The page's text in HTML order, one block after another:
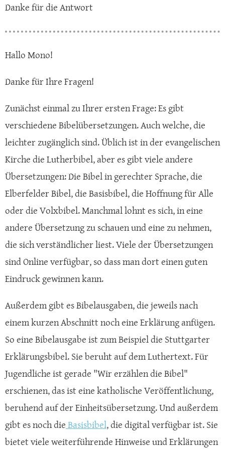
Danke für die Antwort
Hallo Mono!
Danke für Ihre Fragen!
Zunächst einmal zu Ihrer ersten Frage: Es gibt
verschiedene Bibelübersetzungen. Auch welche, die
leichter zugänglich sind. Üblich ist in der evangelischen
Kirche die Lutherbibel, aber es gibt viele andere
Übersetzungen: Die Bibel in gerechter Sprache, die
Elberfelder Bibel, die Basisbibel, die Hoffnung für Alle
oder die Volxbibel. Manchmal lohnt es sich, in eine
andere Übersetzung zu schauen und eine zu nehmen,
die sich verständlicher liest. Viele der Übersetzungen
sind Online verfügbar, so dass man dort einen guten
Eindruck gewinnen kann.
Außerdem gibt es Bibelausgaben, die jeweils nach
einem kurzen Abschnitt noch eine Erklärung anfügen.
So eine Bibelausgabe ist zum Beispiel die Stuttgarter
Erklärungsbibel. Sie beruht auf dem Luthertext. Für
Jugendliche ist gerade "Wir erzählen die Bibel"
erschienen, das ist eine katholische Veröffentlichung,
beruhend auf der Einheitsübersetzung. Und außerdem
gibt es noch dieBasisbibel, die digital verfügbar ist. Sie
bietet viele weiterführende Hinweise und Erklärungen